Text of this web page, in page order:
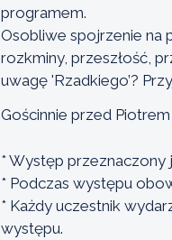
programem.
Osobliwe spojrzenie na
rozkminy, przeszłość,
uwagę 'Rzadkiego’?
Gościnnie przed
* Występ przeznaczony
* Podczas występu
* Każdy uczestnik
występu.